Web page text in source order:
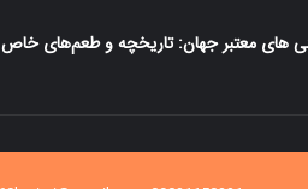
های معتبر جهان: تاریخچه و طعم‌های خاص